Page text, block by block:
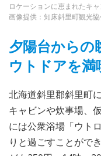
ロケーションに恵まれたキ
画像提供：知床斜里町観光協
夕陽台からの
ウトドアを満
北海道斜里郡斜里町
キャビンや炊事場、
には公衆浴場「ウト
りと過ごすことがで